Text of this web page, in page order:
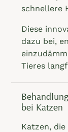
schnellere
Diese
dazu bei,
Tieres
bei Katzen
Katzen,